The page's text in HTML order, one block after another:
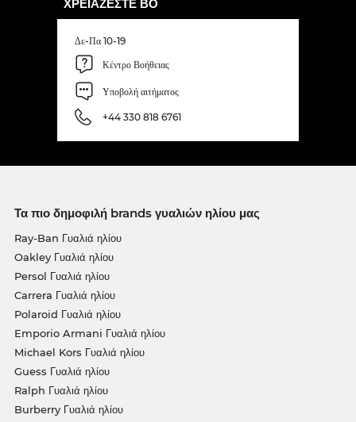
ΧΡΕΙΆΖΕΣΤΕ ΒΟ
Δε-Πα 10-19
Κέντρο Βοήθειας
Υποβολή αιτήματος
+44 330 818 6761
Τα πιο δημοφιλή brands γυαλιών ηλίου μας
Ray-Ban Γυαλιά ηλίου
Oakley Γυαλιά ηλίου
Persol Γυαλιά ηλίου
Carrera Γυαλιά ηλίου
Polaroid Γυαλιά ηλίου
Emporio Armani Γυαλιά ηλίου
Michael Kors Γυαλιά ηλίου
Guess Γυαλιά ηλίου
Ralph Γυαλιά ηλίου
Burberry Γυαλιά ηλίου